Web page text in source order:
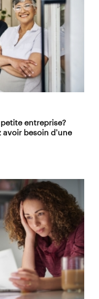
entreprise?
besoin d’une